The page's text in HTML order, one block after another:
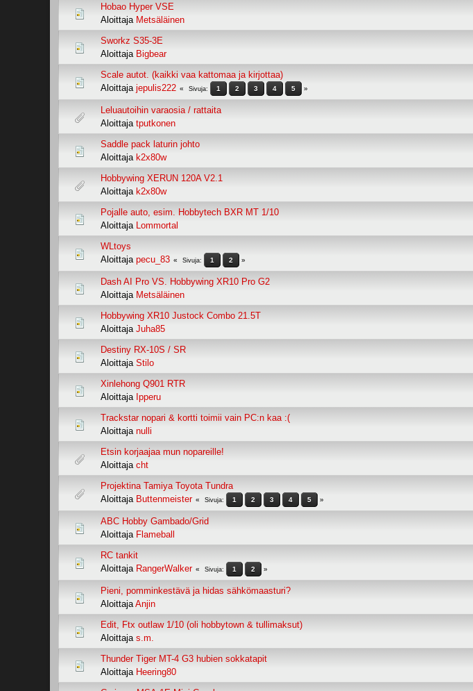
Hobao Hyper VSE
Aloittaja Metsäläinen
Sworkz S35-3E
Aloittaja Bigbear
Scale autot. (kaikki vaa kattomaa ja kirjottaa)
Aloittaja jepulis222 Sivuja 1 2 3 4 5
Leluautoihin varaosia / rattaita
Aloittaja tputkonen
Saddle pack laturin johto
Aloittaja k2x80w
Hobbywing XERUN 120A V2.1
Aloittaja k2x80w
Pojalle auto, esim. Hobbytech BXR MT 1/10
Aloittaja Lommortal
WLtoys
Aloittaja pecu_83 Sivuja 1 2
Dash AI Pro VS. Hobbywing XR10 Pro G2
Aloittaja Metsäläinen
Hobbywing XR10 Justock Combo 21.5T
Aloittaja Juha85
Destiny RX-10S / SR
Aloittaja Stilo
Xinlehong Q901 RTR
Aloittaja Ipperu
Trackstar nopari & kortti toimii vain PC:n kaa :(
Aloittaja nulli
Etsin korjaajaa mun nopareille!
Aloittaja cht
Projektina Tamiya Toyota Tundra
Aloittaja Buttenmeister Sivuja 1 2 3 4 5
ABC Hobby Gambado/Grid
Aloittaja Flameball
RC tankit
Aloittaja RangerWalker Sivuja 1 2
Pieni, pomminkestävä ja hidas sähkömaasturi?
Aloittaja Anjin
Edit, Ftx outlaw 1/10 (oli hobbytown & tullimaksut)
Aloittaja s.m.
Thunder Tiger MT-4 G3 hubien sokkatapit
Aloittaja Heering80